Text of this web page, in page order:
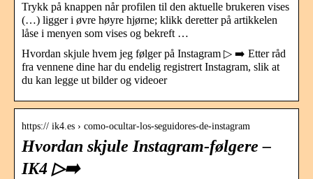
Trykk på knappen når profilen til den aktuelle brukeren vises
(…) ligger i øvre høyre hjørne; klikk deretter på artikkelen
låse i menyen som vises og bekreft …
Hvordan skjule hvem jeg følger på Instagram ▷ ➡️ Etter råd
fra vennene dine har du endelig registrert Instagram, slik at
du kan legge ut bilder og videoer
https:// ik4.es › como-ocultar-los-seguidores-de-instagram
Hvordan skjule Instagram-følgere –
IK4 ▷➡️